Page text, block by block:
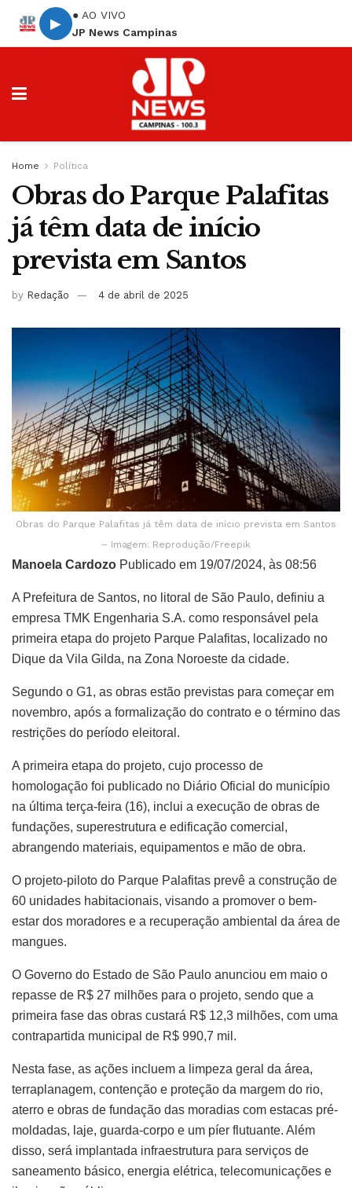
▶
● AO VIVO
JP News Campinas
Home Política
Obras do Parque Palafitas
já têm data de início
prevista em Santos
by Redação 4 de abril de 2025
Obras do Parque Palafitas já têm data de início prevista em Santos
– Imagem: Reprodução/Freepik
Manoela Cardozo Publicado em 19/07/2024, às 08:56
A Prefeitura de Santos, no litoral de São Paulo, definiu a
empresa TMK Engenharia S.A. como responsável pela
primeira etapa do projeto Parque Palafitas, localizado no
Dique da Vila Gilda, na Zona Noroeste da cidade.
Segundo o G1, as obras estão previstas para começar em
novembro, após a formalização do contrato e o término das
restrições do período eleitoral.
A primeira etapa do projeto, cujo processo de
homologação foi publicado no Diário Oficial do município
na última terça-feira (16), inclui a execução de obras de
fundações, superestrutura e edificação comercial,
abrangendo materiais, equipamentos e mão de obra.
O projeto-piloto do Parque Palafitas prevê a construção de
60 unidades habitacionais, visando a promover o bem-
estar dos moradores e a recuperação ambiental da área de
mangues.
O Governo do Estado de São Paulo anunciou em maio o
repasse de R$ 27 milhões para o projeto, sendo que a
primeira fase das obras custará R$ 12,3 milhões, com uma
contrapartida municipal de R$ 990,7 mil.
Nesta fase, as ações incluem a limpeza geral da área,
terraplanagem, contenção e proteção da margem do rio,
aterro e obras de fundação das moradias com estacas pré-
moldadas, laje, guarda-corpo e um píer flutuante. Além
disso, será implantada infraestrutura para serviços de
saneamento básico, energia elétrica, telecomunicações e